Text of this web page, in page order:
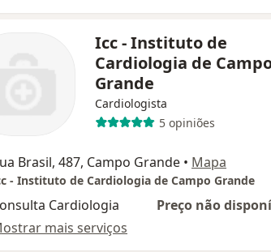
Icc - Instituto de
Cardiologia de
Grande
Cardiologista
5 opiniões
Brasil, 487, Campo Grande • Mapa
- Instituto de Cardiologia de Campo Grande
Cardiologia
Preço não
mais serviços